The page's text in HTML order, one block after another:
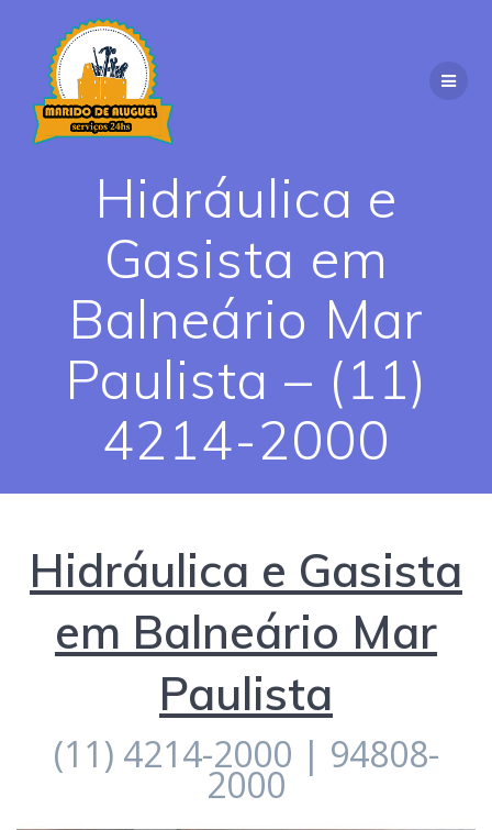
Hidráulica e
Gasista em
Balneário Mar
Paulista – (11)
4214-2000
Hidráulica e Gasista
em Balneário Mar
Paulista
(11) 4214-2000 | 94808-
2000